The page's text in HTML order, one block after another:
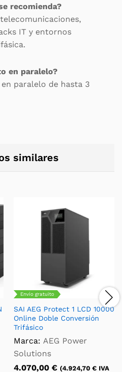
recomienda?
IT y entornos
en paralelo?
paralelo de hasta 3
similares
Envío gratuito
SAI AEG Protect 1 LCD 10000
Online Doble Conversión
Trifásico
Marca: AEG Power
Solutions
4.070,00 € (4.924,70 € IVA